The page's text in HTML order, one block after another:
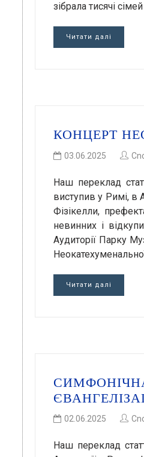
зібрала тисячі
Читати далі
КОНЦЕРТ
03.06.2025
Наш переклад
виступив у Римі, в
Фізікелли,
невинних і
Аудиторії Парку
Читати далі
02.06.2025
Наш переклад